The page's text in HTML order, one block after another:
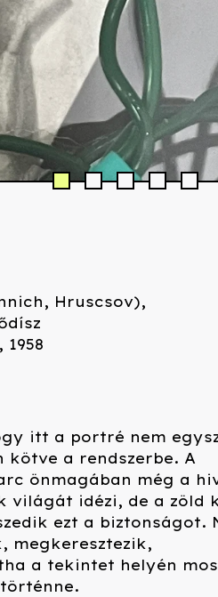
Hruscsov),
itt a portré nem
a rendszerbe. A
önmagában még a
idézi, de a zöld
ezt a biztonságot.
megkeresztezik,
a tekintet helyén